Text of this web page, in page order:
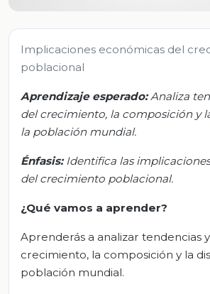
Implicaciones económicas del
poblacional
Aprendizaje esperado:Analiza
del crecimiento, la composición y
la población mundial.
Énfasis:Identifica las
del crecimiento poblacional.
¿Qué vamos a aprender?
Aprenderás a analizar tendencias
crecimiento, la composición y la
población mundial.